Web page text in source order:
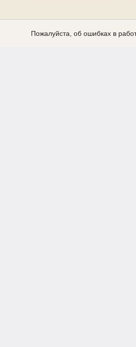
Пожалуйста, об ошибках в